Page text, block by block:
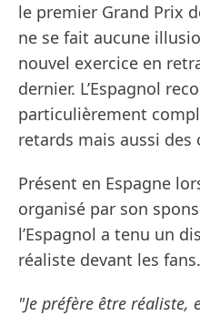
le premier Grand Prix
ne se fait aucune
nouvel exercice en
dernier. L’Espagnol
particulièrement
retards mais aussi
Présent en Espagne
organisé par son
l’Espagnol a tenu un
réaliste devant les fans.
"Je préfère être réaliste,